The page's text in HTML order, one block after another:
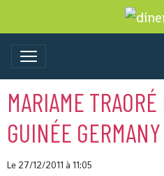
MARIAME
GUINÉE
Le 27/12/2011 à 11:05